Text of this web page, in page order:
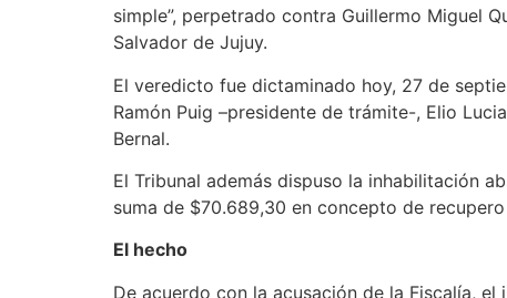
simple”, perpetrado contra Guillermo Miguel
Salvador de Jujuy.
El veredicto fue dictaminado hoy, 27 de
Ramón Puig –presidente de trámite-, Elio
Bernal.
El Tribunal además dispuso la inhabilitación
suma de $70.689,30 en concepto de
El hecho
De acuerdo con la acusación de la Fiscalía,